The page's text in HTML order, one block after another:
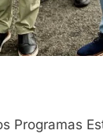
Programas